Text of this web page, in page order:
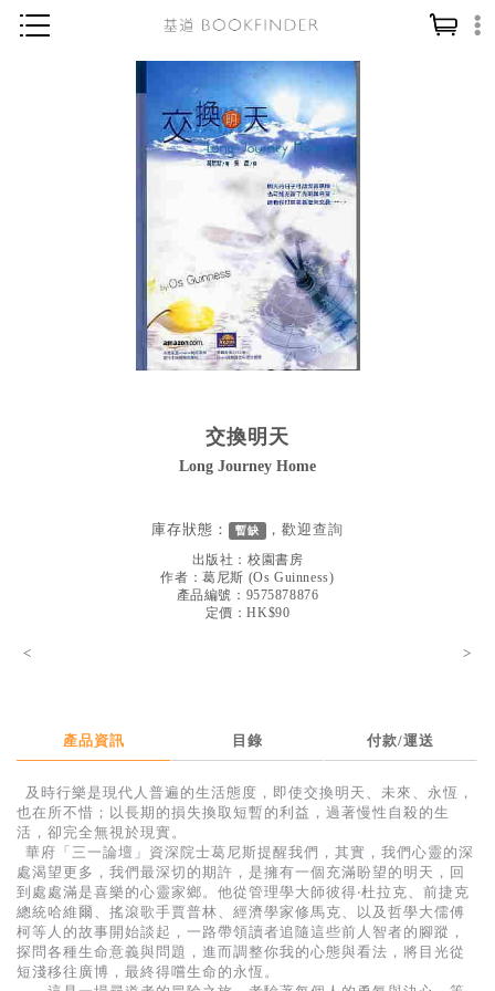
讀經／研經
靈修／禱告
信徒生活
教會事工
哲學／宗教比較
見證／傳記
得獎作品推介
暢銷榜
中文二手書
英文二手書
精選英文書
電子書
交換明天
Long Journey Home
庫存狀態： 暫缺 ，歡迎查詢
出版社： 校園書房
作者：葛尼斯 (Os Guinness)
產品編號：9575878876
定價：HK$90
< >
產品資訊 目錄 付款/運送
及時行樂是現代人普遍的生活態度，即使交換明天、未來、永恆，
也在所不惜；以長期的損失換取短暫的利益，過著慢性自殺的生
活，卻完全無視於現實。
華府「三一論壇」資深院士葛尼斯提醒我們，其實，我們心靈的深
處渴望更多，我們最深切的期許，是擁有一個充滿盼望的明天，回
到處處滿是喜樂的心靈家鄉。他從管理學大師彼得‧杜拉克、前捷克
總統哈維爾、搖滾歌手賈普林、經濟學家修馬克、以及哲學大儒傅
柯等人的故事開始談起，一路帶領讀者追隨這些前人智者的腳蹤，
探問各種生命意義與問題，進而調整你我的心態與看法，將目光從
短淺移往廣博，最終得嚐生命的永恆。